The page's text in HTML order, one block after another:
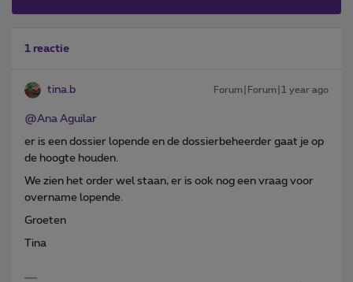
1 reactie
tina.b Forum|Forum|1 year ago
@Ana Aguilar
er is een dossier lopende en de dossierbeheerder gaat je op
de hoogte houden.
We zien het order wel staan, er is ook nog een vraag voor
overname lopende.
Groeten
Tina